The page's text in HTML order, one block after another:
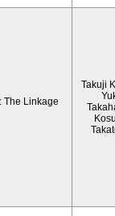
The Linkage
Takuji